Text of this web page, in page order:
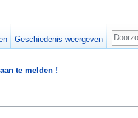
te melden !
Geschiedenis weergeven